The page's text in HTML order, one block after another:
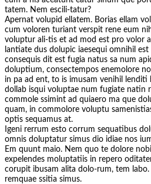
tatem. Nem escili-tatur?
Apernat volupid ellatem. Borias ellam
cum voloren turiant verspit rene eum
voluptur ali-tis et ad mod est pro volor
lantiate dus dolupic iaesequi omnihil
consequis dit est fugia natus sa num
doluptium, consectempos enemolore
in pa ad ent, to is imusam venihil lenditi
dollab isqui voluptae num fugiate natin
commole ssimint ad quiaero ma que
quam, in commolore voluptu
optis sequamus at.
Igeni rerrum esto corrum sequatibus
omnis doluptatur simus dio idiae nos
Em quunt maio. Nem quo te dolore
expelendes moluptatiis in repero
corupit ibusam alita dolo-rum, tem
remquae ssitia simus.